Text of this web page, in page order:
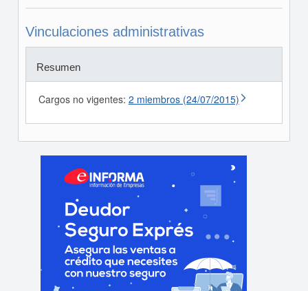
Vinculaciones administrativas
Resumen
Cargos no vigentes: 2 miembros (24/07/2015)